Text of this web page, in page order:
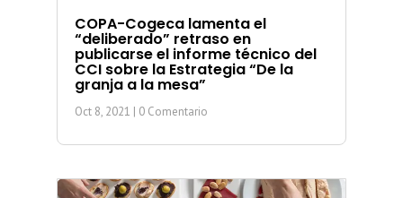
COPA-Cogeca lamenta el
“deliberado” retraso en
publicarse el informe técnico del
CCI sobre la Estrategia “De la
granja a la mesa”
Oct 8, 2021 | 0 Comentario